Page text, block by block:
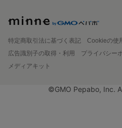
特定商取引法に基づく表記
Cookieの使
広告識別子の取得・利用
プライバシー
メディアキット
©GMO Pepabo, Inc.